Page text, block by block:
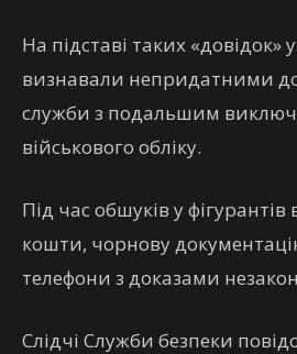
На підставі таких «довідок»
визнавали непридатними до
служби з подальшим
військового обліку.
Під час обшуків у
кошти, чорнову
телефони з доказами
Слідчі Служби безпеки